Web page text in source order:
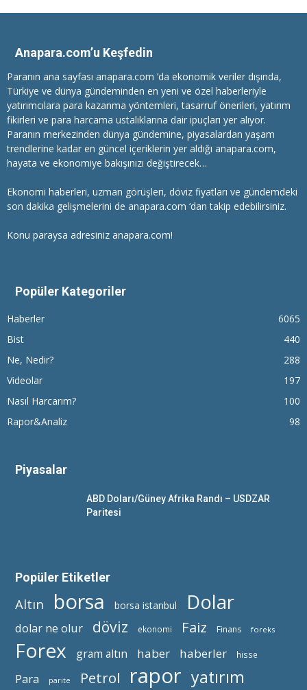
Anapara.com’u Keşfedin
Paranın ana sayfası anapara.com ’da ekonomik veriler dışında,
Türkiye ve dünya gündeminden en yeni ve özel haberleriyle
yatırımcılara para kazanma yöntemleri, tasarruf önerileri, yatırım
fikirleri ve para harcama ustalıklarına dair ipuçları yer alıyor.
Paranın merkezinden dünya gündemine, piyasalardan yaşam
trendlerine kadar en güncel içeriklerin yer aldığı anapara.com,
hayata ve ekonomiye bakışınızı değiştirecek…
Ekonomi haberleri, uzman görüşleri, döviz fiyatları ve gündemdeki
son dakika gelişmelerini de anapara.com ‘dan takip edebilirsiniz.
Konu paraysa adresiniz anapara.com!
Popüler Kategoriler
Haberler
6065
Bist
440
Ne, Nedir?
288
Videolar
197
Nasıl Harcarım?
100
Rapor&Analiz
98
Piyasalar
ABD Doları/Güney Afrika Randı – USDZAR
Paritesi
Popüler Etiketler
Altın borsa borsa istanbul Dolar
dolar ne olur döviz ekonomi Faiz Finans foreks
Forex gram altın haber haberler hisse
Para parite Petrol rapor yatırım